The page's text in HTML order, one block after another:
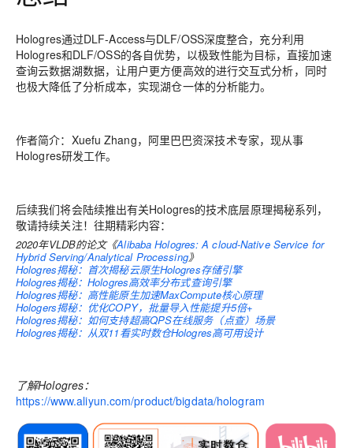
Hologres通过DLF-Access与DLF/OSS深度整合，充分利用
Hologres和DLF/OSS的各自优势，以极致性能为目标，直接加速
查询云数据湖数据，让用户更方便高效的进行交互式分析，同时
也极大降低了分析成本，实现湖仓一体的分析能力。
作者简介： Xuefu Zhang， 阿里巴巴资深技术专家，现从事
Hologres研发工作。
后续我们将会陆续推出有关Hologres的技术底层原理揭秘系列，
敬请持续关注！往期精彩内容：
2020年VLDB的论文《Alibaba Hologres: A cloud-Native Service for
Hybrid Serving/Analytical Processing》
Hologres揭秘：首次揭秘云原生Hologres存储引擎
Hologres揭秘：Hologres高效率分布式查询引擎
Hologres揭秘：高性能原生加速MaxCompute核心原理
Hologers揭秘：优化COPY，批量导入性能提升5倍+
Hologres揭秘：如何支持超高QPS在线服务（点查）场景
Hologres揭秘：从双11看实时数仓Hologres高可用设计
了解Hologres：
https://www.aliyun.com/product/bigdata/hologram